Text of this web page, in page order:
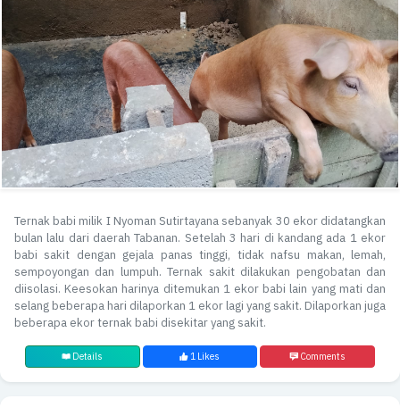
Ternak babi milik I Nyoman Sutirtayana sebanyak 30 ekor didatangkan
bulan lalu dari daerah Tabanan. Setelah 3 hari di kandang ada 1 ekor
babi sakit dengan gejala panas tinggi, tidak nafsu makan, lemah,
sempoyongan dan lumpuh. Ternak sakit dilakukan pengobatan dan
diisolasi. Keesokan harinya ditemukan 1 ekor babi lain yang mati dan
selang beberapa hari dilaporkan 1 ekor lagi yang sakit. Dilaporkan juga
beberapa ekor ternak babi disekitar yang sakit.
Details 1 Likes Comments